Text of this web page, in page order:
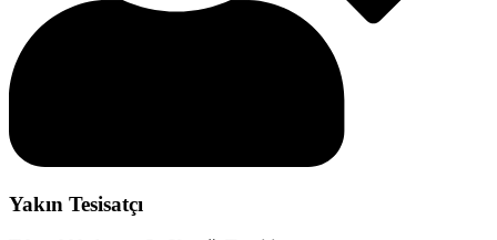
Yakın Tesisatçı